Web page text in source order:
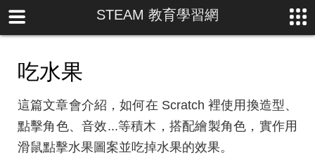
STEAM 教育學習網
吃水果
這篇文章會介紹，如何在 Scratch 裡使用換造型、
點擊角色、音效...等積木，搭配繪製角色，實作用
滑鼠點擊水果圖案並吃掉水果的效果。